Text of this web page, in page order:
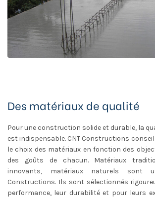
Des matériaux de qualité
Pour une construction solide et durable, la
est indispensable. CNT Constructions
le choix des matériaux en fonction des
des goûts de chacun. Matériaux
innovants, matériaux naturels sont
Constructions. Ils sont sélectionnés
performance, leur durabilité et pour leurs